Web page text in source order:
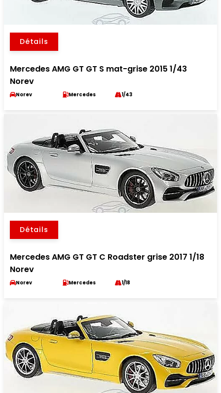
Détails
Mercedes AMG GT GT S mat-grise 2015 1/43
Norev
Norev Mercedes 1/43
Détails
Mercedes AMG GT GT C Roadster grise 2017 1/18
Norev
Norev Mercedes 1/18